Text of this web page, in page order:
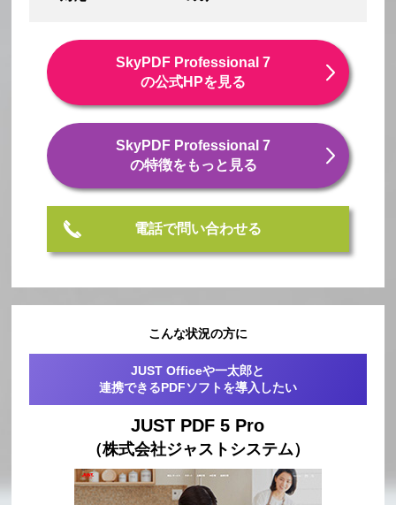
SkyPDF Professional 7
の公式HPを見る
SkyPDF Professional 7
の特徴をもっと見る
電話で問い合わせる
こんな状況の方に
JUST Officeや一太郎と
連携できるPDFソフトを導入したい
JUST PDF 5 Pro
（株式会社ジャストシステム）